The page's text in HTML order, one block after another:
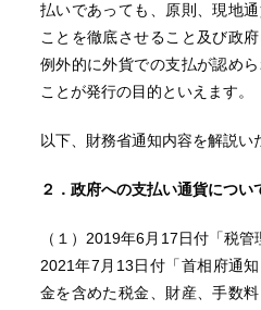
払いであっても、原則、現地
ことを徹底させること及び政
例外的に外貨での支払が認め
ことが発行の目的といえます。
以下、財務省通知内容を解説い
２．政府への支払い通貨につい
（１）2019年6月17日付「税
2021年7月13日付「首相府通
金を含めた税金、財産、手数